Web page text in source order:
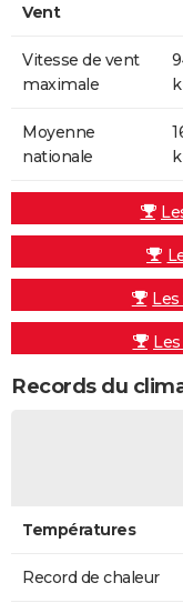
Vent
Vitesse de vent
maximale
Moyenne
nationale
Records du
Températures
Record de chaleur